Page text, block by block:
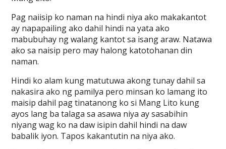
Pag naiisip ko naman na hindi niya ako makakantot
ay napapailing ako dahil hindi na yata ako
mabubuhay ng walang kantot sa isang araw. Natawa
ako sa naisip pero may halong katotohanan din
naman.
Hindi ko alam kung matutuwa akong tunay dahil sa
nakasira ako ng pamilya pero minsan ko lamang ito
maisip dahil pag tinatanong ko si Mang Lito kung
ayos lang ba talaga sa asawa niya ay sasabihin
niyang wag ko na daw isipin dahil hindi na daw
babalik iyon. Tapos kakantutin na niya ako.